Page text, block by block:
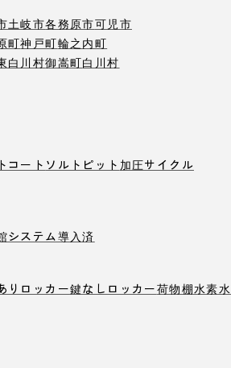
土岐市各務原市可児市
町神戸町輪之内町
白川村御嵩町白川村
コート ソルトピット 加圧サイクル
システム導入済
りロッカー鍵なしロッカー荷物棚水素水